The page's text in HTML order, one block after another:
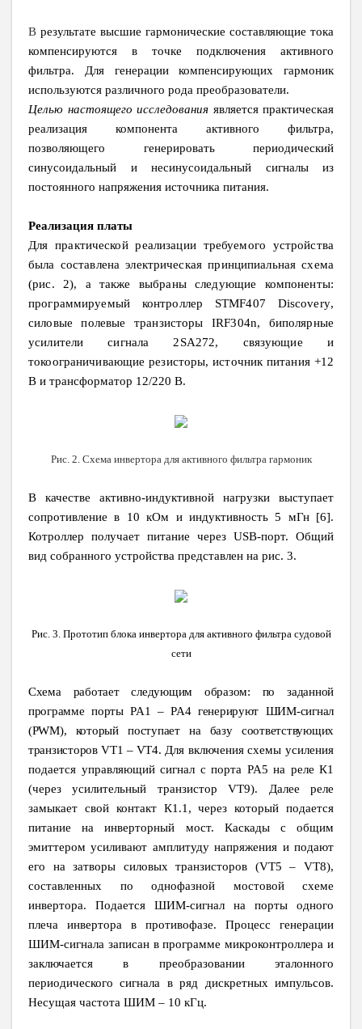
В результате высшие гармонические составляющие тока
компенсируются в точке подключения активного
фильтра. Для генерации компенсирующих гармоник
используются различного рода преобразователи.
Целью настоящего исследования является практическая
реализация компонента активного фильтра,
позволяющего генерировать периодический
синусоидальный и несинусоидальный сигналы из
постоянного напряжения источника питания.
Реализация платы
Для практической реализации требуемого устройства
была составлена электрическая принципиальная схема
(рис. 2), а также выбраны следующие компоненты:
программируемый контроллер STMF407 Discovery,
силовые полевые транзисторыIRF304n, биполярные
усилители сигнала 2SA272, связующие и
токоограничивающие резисторы, источник питания +12
В и трансформатор 12/220 В.
Рис. 2. Схема инвертора для активного фильтра гармоник
В качестве активно-индуктивной нагрузки выступает
сопротивление в 10 кОм и индуктивность 5 мГн [6].
Котроллер получает питание через USB-порт. Общий
вид собранного устройства представлен на рис. 3.
Рис. 3. Прототип блока инвертора для активного фильтра судовой
сети
Схема работает следующим образом: по заданной
программе портыPA1 –PA4 генерируют ШИМ-сигнал
(PWM), который поступает на базу соответствующих
транзисторовVT1 – VT4. Для включения схемы усиления
подается управляющий сигнал с порта PA5 на реле К1
(через усилительный транзисторVT9). Далее реле
замыкает свой контакт К1.1, через который подается
питание на инверторный мост. Каскады с общим
эмиттером усиливают амплитуду напряжения и подают
его на затворы силовых транзисторов (VT5 –VT8),
составленных по однофазной мостовой схеме
инвертора. Подается ШИМ-сигнал на порты одного
плеча инвертора в противофазе. Процесс генерации
ШИМ-сигнала записан в программе микроконтроллера и
заключается в преобразовании эталонного
периодического сигнала в ряд дискретных импульсов.
Несущая частота ШИМ – 10 кГц.